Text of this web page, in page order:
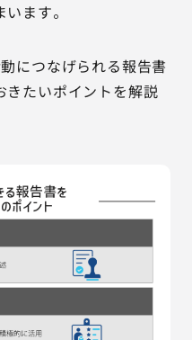
ます。
につなげられる報告書
きたいポイントを解説